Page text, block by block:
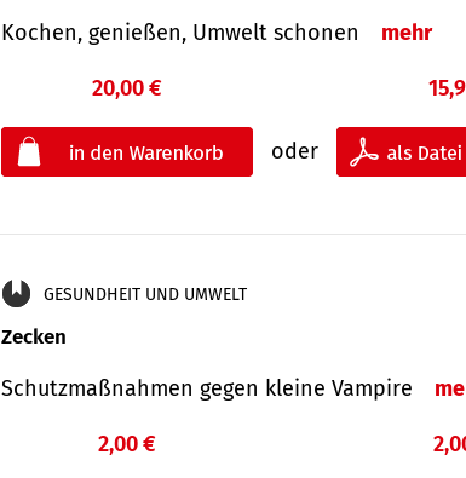
Kochen, genießen, Umwelt schonen mehr
20,00 €
oder
GESUNDHEIT UND UMWELT
Zecken
Schutz­maß­nahmen gegen kleine Vampire
2,00 €